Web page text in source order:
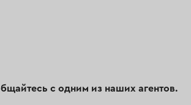
с одним из наших агентов.